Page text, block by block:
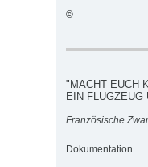
©
"MACHT EUCH
EIN FLUGZEUG
Französische
Dokumentation